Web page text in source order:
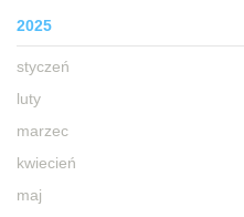
2025
styczeń
luty
marzec
kwiecień
maj